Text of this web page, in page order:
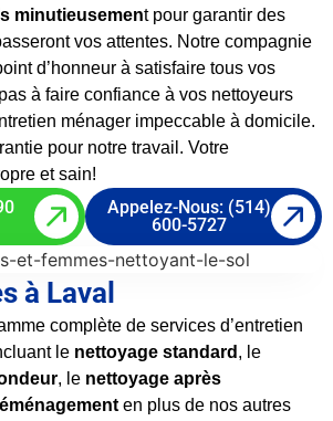
minutieusement pour garantir des
vos attentes. Notre compagnie
d’honneur à satisfaire tous vos
à faire confiance à vos nettoyeurs
ménager impeccable à domicile.
pour notre travail. Votre
et sain!
Appelez-Nous: (514)
600-5727
à Laval
complète de services d’entretien
le nettoyage standard , le
, le nettoyage après
en plus de nos autres